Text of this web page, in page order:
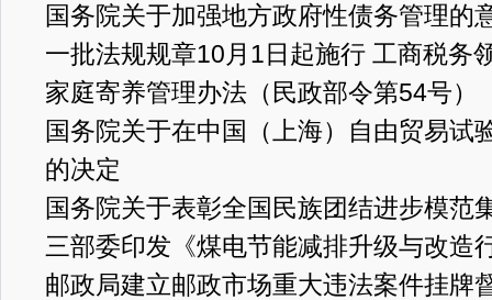
国务院关于加强地方政府性债务管理的
一批法规规章10月1日起施行 工商税务
家庭寄养管理办法（民政部令第54号）
国务院关于在中国（上海）自由贸易试
的决定
国务院关于表彰全国民族团结进步模范
三部委印发《煤电节能减排升级与改造
邮政局建立邮政市场重大违法案件挂牌